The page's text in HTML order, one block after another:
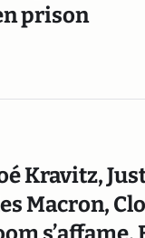
prison
Kravitz,
Macron,